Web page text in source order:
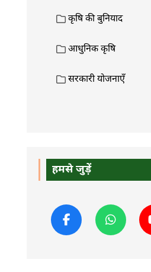
कृषि की बुनियाद
आधुनिक कृषि
सरकारी योजनाएँ
हमसे जुड़ें